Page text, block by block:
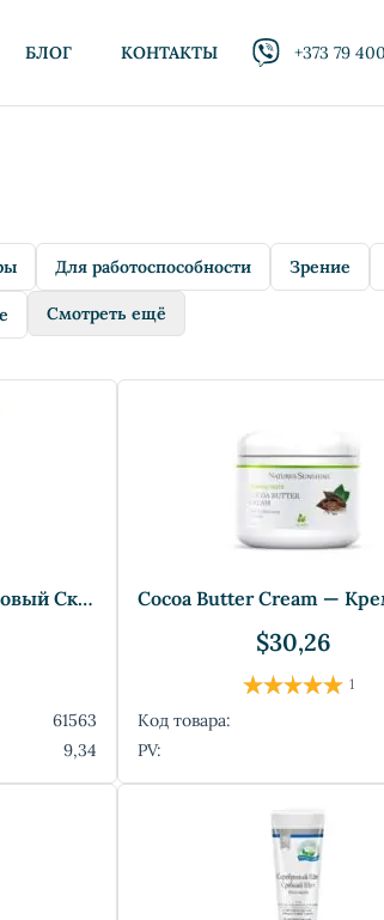
БЛОГ КОНТАКТЫ +373 79
Для работоспособности Зрение
Смотреть ещё
Apri-Cleanse — Абрикосовый Скраб
61563
9,34
$30,26
1
Код товара:
PV: